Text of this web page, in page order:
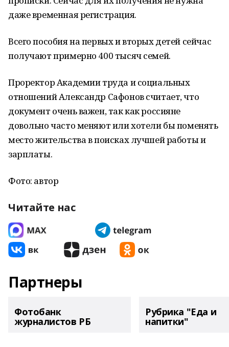
даже временная регистрация.
Всего пособия на первых и вторых детей сейчас
получают примерно 400 тысяч семей.
Проректор Академии труда и социальных
отношений Александр Сафонов считает, что
документ очень важен, так как россияне
довольно часто меняют или хотели бы поменять
место жительства в поисках лучшей работы и
зарплаты.
Фото: автор
Читайте нас
Партнеры
Фотобанк
журналистов РБ
Рубрика "Еда и
напитки"